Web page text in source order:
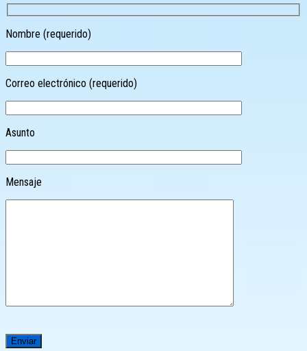
Nombre (requerido)
Correo electrónico (requerido)
Asunto
Mensaje